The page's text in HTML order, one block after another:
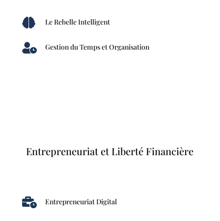
 Le Rebelle Intelligent
 Gestion du Temps et Organisation
Entrepreneuriat et Liberté Financière
 Entrepreneuriat Digital